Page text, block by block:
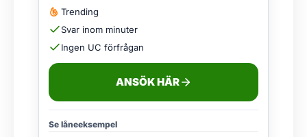
Trending
Svar inom minuter
Ingen UC förfrågan
ANSÖK HÄR
Se låneeksempel